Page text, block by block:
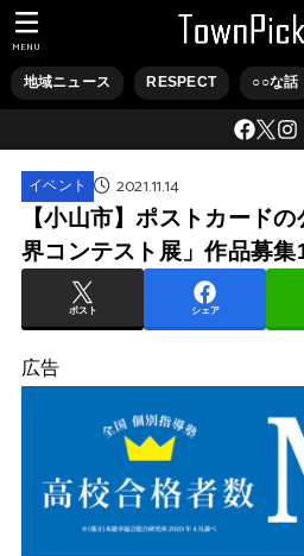
地域ニュース RESPECT ○○な話
MENU
イベント 2021.11.14
【小山市】ポストカード
界コンテスト展」作品募
ポスト シェア
広告